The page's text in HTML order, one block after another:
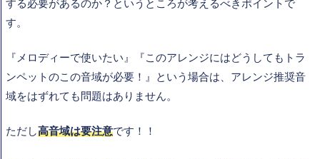
する必要があるのか？というところが考えるべきポイントで
す。
『メロディーで使いたい』『このアレンジにはどうしてもトラ
ンペットのこの音域が必要！』という場合は、アレンジ推奨音
域をはずれても問題はありません。
ただし高音域は要注意です！！